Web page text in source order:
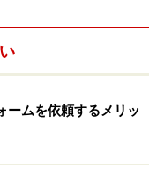
は幅32センチ、奥
るのに大きなスペー
拡大します）
ームを依頼するメリッ